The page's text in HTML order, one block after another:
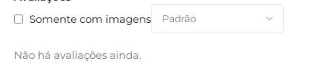
Somente com imagens
Não há avaliações ainda.